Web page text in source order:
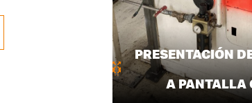
PRESENTACIÓN
A PANTALLA